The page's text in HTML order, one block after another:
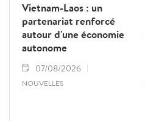
Vietnam-Laos : un
partenariat renforcé
autour d'une économie
autonome
07/08/2026
NOUVELLES